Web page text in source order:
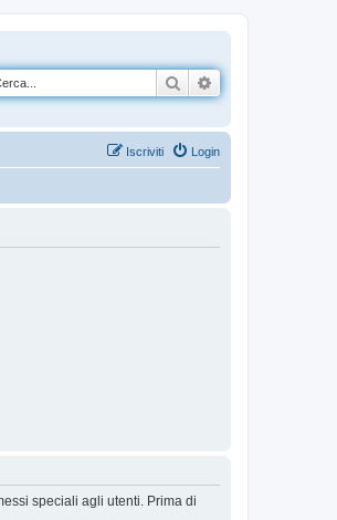
Cerca
Login
Iscriviti
speciali agli utenti. Prima di